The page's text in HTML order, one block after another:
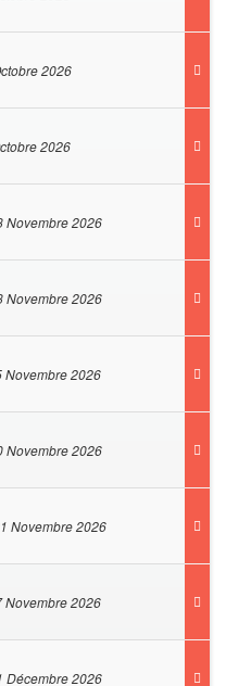
2026
2026
Novembre 2026
Novembre 2026
Novembre 2026
Novembre 2026
Novembre 2026
Novembre 2026
Décembre 2026